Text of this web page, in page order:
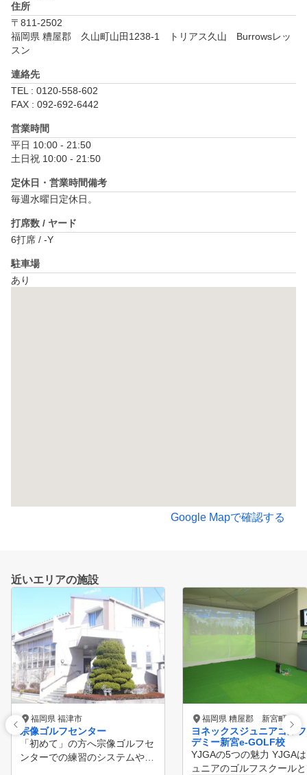
住所
〒811-2502
福岡県 糟屋郡　久山町山田1238-1　トリアス久山　Burrowsレッ
スン
連絡先
TEL : 0120-558-602
FAX : 092-692-6442
営業時間
平日 10:00 - 21:50
土日祝 10:00 - 21:50
定休日・営業時間備考
毎週水曜日定休日。
打席数 / ヤード
6打席 / -Y
駐車場
あり
Google Mapで確認する
近いエリアの施設
福岡県 福津市
宗像ゴルフセンター
「初めて」の方へ宗像ゴルフセ
ンターでの練習のシステムや受
福岡県 糟屋郡 新宮町
ヨネックスジュニアゴル
デミー新宮e-GOLF校
YJGAの5つの魅力 YJGAは、ジ
ュニアのゴルフスクール